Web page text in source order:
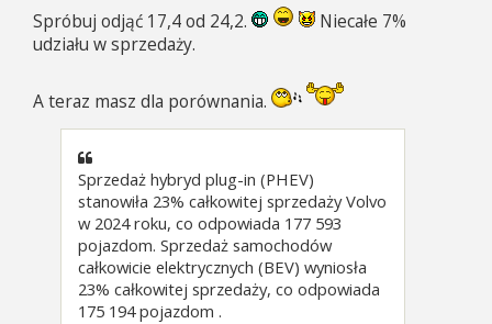
Spróbuj odjąć 17,4 od 24,2.
Niecałe 7%
udziału w sprzedaży.
A teraz masz dla porównania.
Sprzedaż hybryd plug-in (PHEV)
stanowiła 23% całkowitej sprzedaży Volvo
w 2024 roku, co odpowiada 177 593
pojazdom. Sprzedaż samochodów
całkowicie elektrycznych (BEV) wyniosła
23% całkowitej sprzedaży, co odpowiada
175 194 pojazdom .